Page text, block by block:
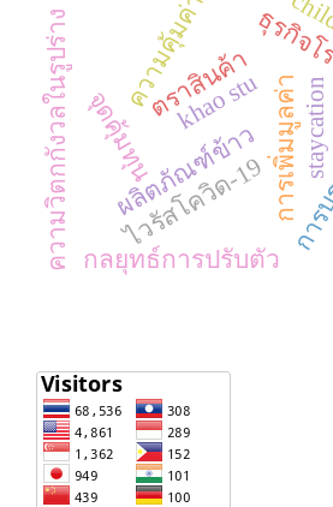
ไวรัสโควิด-19
ผลิตภัณฑ์ข้าวการเพิ่มมูลค่า
กา
ตราสินค้าธุรกิจ
กลยุทธ์การปรับตัว
ความวิตกกังวลในรูปร่างจุดคุ้มทุน
ความคุ้มค่า
staycation
khao stu